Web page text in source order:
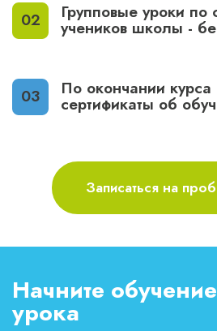
Групповые уроки
учеников школы -
По окончании
сертификаты об
Записаться на
Начните
урока